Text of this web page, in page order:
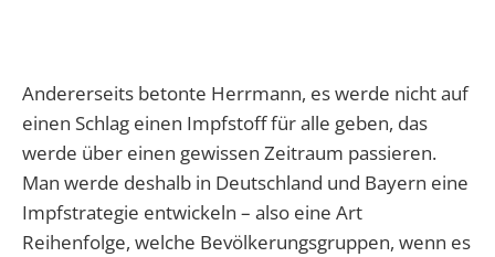
Andererseits betonte Herrmann, es werde nicht auf
einen Schlag einen Impfstoff für alle geben, das
werde über einen gewissen Zeitraum passieren.
Man werde deshalb in Deutschland und Bayern eine
Impfstrategie entwickeln – also eine Art
Reihenfolge, welche Bevölkerungsgruppen, wenn es